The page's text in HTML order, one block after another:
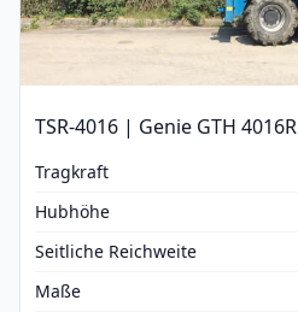
TSR-4016 | Genie GTH 4016R
Tragkraft
Hubhöhe
Seitliche Reichweite
Maße